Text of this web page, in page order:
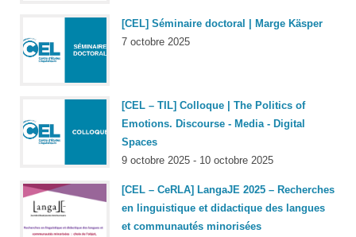
[CEL] Séminaire doctoral | Marge Käsper
7 octobre 2025
[CEL – TIL] Colloque | The Politics of
Emotions. Discourse - Media - Digital
Spaces
9 octobre 2025 - 10 octobre 2025
[CEL – CeRLA] LangaJE 2025 – Recherches
en linguistique et didactique des langues
et communautés minorisées